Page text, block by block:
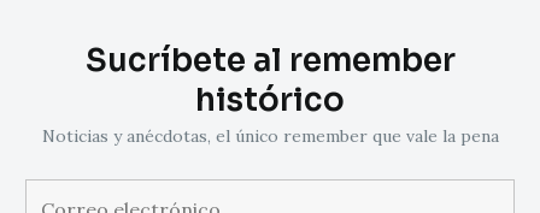
Sucríbete al remember
histórico
Noticias y anécdotas, el único remember que vale la pena